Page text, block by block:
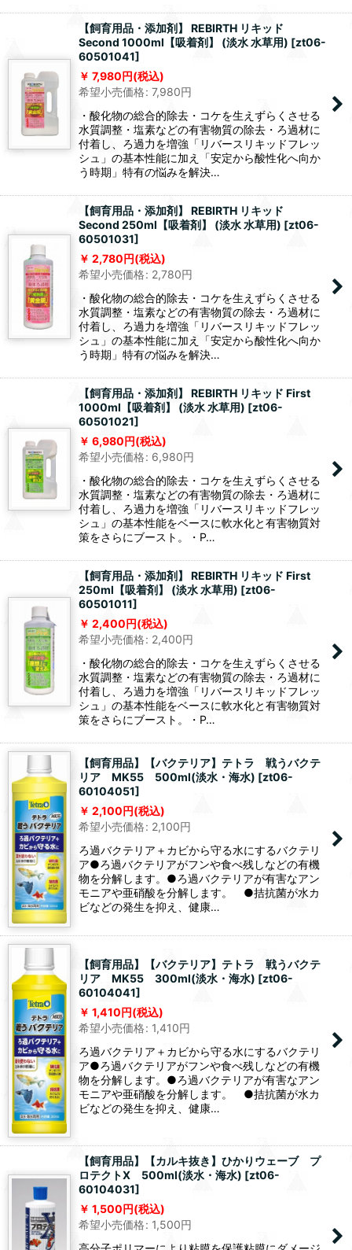
【飼育用品・添加剤】 REBIRTH リキッド
Second 1000ml【吸着剤】 (淡水 水草用) [zt06-
60501041]
7,980円(税込)
希望小売価格: 7,980円
・酸化物の総合的除去・コケを生えずらくさせる
水質調整・塩素などの有害物質の除去・ろ過材に
付着し、ろ過力を増強「リバースリキッドフレッ
シュ」の基本性能に加え「安定から酸性化へ向か
う時期」特有の悩みを解決…
【飼育用品・添加剤】 REBIRTH リキッド
Second 250ml【吸着剤】 (淡水 水草用) [zt06-
60501031]
2,780円(税込)
希望小売価格: 2,780円
・酸化物の総合的除去・コケを生えずらくさせる
水質調整・塩素などの有害物質の除去・ろ過材に
付着し、ろ過力を増強「リバースリキッドフレッ
シュ」の基本性能に加え「安定から酸性化へ向か
う時期」特有の悩みを解決…
【飼育用品・添加剤】 REBIRTH リキッド First
1000ml【吸着剤】 (淡水 水草用) [zt06-
60501021]
6,980円(税込)
希望小売価格: 6,980円
・酸化物の総合的除去・コケを生えずらくさせる
水質調整・塩素などの有害物質の除去・ろ過材に
付着し、ろ過力を増強「リバースリキッドフレッ
シュ」の基本性能をベースに軟水化と有害物質対
策をさらにブースト。・P…
【飼育用品・添加剤】 REBIRTH リキッド First
250ml【吸着剤】 (淡水 水草用) [zt06-
60501011]
2,400円(税込)
希望小売価格: 2,400円
・酸化物の総合的除去・コケを生えずらくさせる
水質調整・塩素などの有害物質の除去・ろ過材に
付着し、ろ過力を増強「リバースリキッドフレッ
シュ」の基本性能をベースに軟水化と有害物質対
策をさらにブースト。・P…
【飼育用品】【バクテリア】テトラ 戦うバクテ
リア MK55 500ml(淡水・海水) [zt06-
60104051]
2,100 円(税込)
希望小売価格: 2,100円
ろ過バクテリア＋カビから守る水にするバクテリ
ア●ろ過バクテリアがフンや食べ残しなどの有機
物を分解します。●ろ過バクテリアが有害なアン
モニアや亜硝酸を分解します。 ●拮抗菌が水カ
ビなどの発生を抑え、健康…
【飼育用品】【バクテリア】テトラ 戦うバクテ
リア MK55 300ml(淡水・海水) [zt06-
60104041]
1,410円(税込)
希望小売価格: 1,410円
ろ過バクテリア＋カビから守る水にするバクテリ
ア●ろ過バクテリアがフンや食べ残しなどの有機
物を分解します。●ろ過バクテリアが有害なアン
モニアや亜硝酸を分解します。 ●拮抗菌が水カ
ビなどの発生を抑え、健康…
【飼育用品】【カルキ抜き】ひかりウェーブ プ
ロテクトX 500ml(淡水・海水) [zt06-
60104031]
1,500円(税込)
希望小売価格: 1,500円